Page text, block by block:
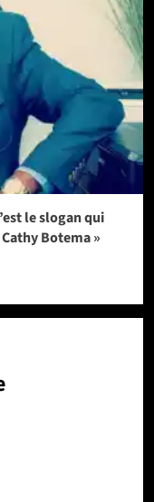
le slogan qui
Botema »